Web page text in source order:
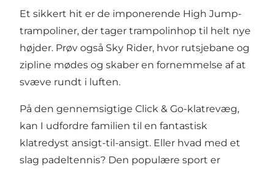
Et sikkert hit er de imponerende High Jump-
trampoliner, der tager trampolinhop til helt nye
højder. Prøv også Sky Rider, hvor rutsjebane og
zipline mødes og skaber en fornemmelse af at
svæve rundt i luften.
På den gennemsigtige Click & Go-klatrevæg,
kan I udfordre familien til en fantastisk
klatredyst ansigt-til-ansigt. Eller hvad med et
slag padeltennis? Den populære sport er